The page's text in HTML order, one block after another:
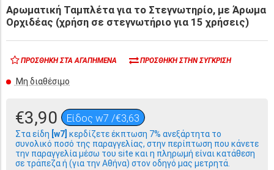
Αρωματική Ταμπλέτα για το Στεγνωτηρίο, με Άρωμα
Ορχιδέας (χρήση σε στεγνωτήριο για 15 χρήσεις)
ΠΡΟΣΘΉΚΗ ΣΤΑ ΑΓΑΠΗΜΈΝΑ ΠΡΟΣΘΉΚΗ ΣΤΗΝ ΣΎΓΚΡΙΣΗ
Μη διαθέσιμο
€3,90 Είδος w7 /€3,63
Στα είδη [w7] κερδίζετε έκπτωση 7% ανεξάρτητα το
συνολικό ποσό της παραγγελίας, στην περίπτωση που κάνετε
την παραγγελία μέσω του site και η πληρωμή είναι κατάθεση
σε τράπεζα ή (για την Αθήνα) στον οδηγό μας μετρητά.